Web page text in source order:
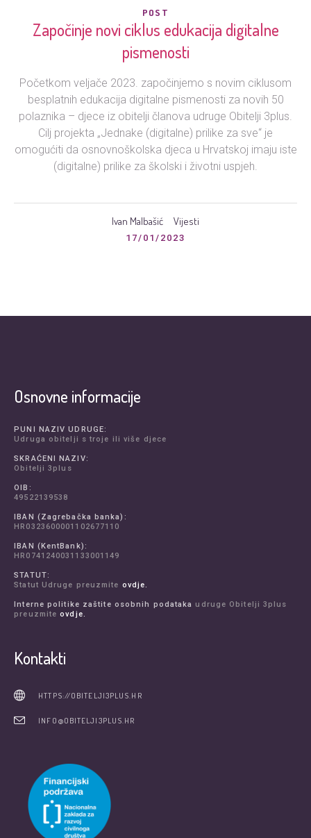
POST
Započinje novi ciklus edukacija digitalne
pismenosti
Početkom veljače 2023. započinjemo s novim ciklusom
besplatnih edukacija digitalne pismenosti za novih 50
polaznika – djece iz obitelji članova udruge Obitelji 3plus.
Cilj projekta „Jednake (digitalne) prilike za sve“ je
omogućiti da osnovnoškolska djeca u Hrvatskoj imaju iste
(digitalne) prilike za školski i životni uspjeh.
Ivan Malbašić Vijesti
17/01/2023
Osnovne informacije
PUNI NAZIV UDRUGE:
Udruga obitelji s troje ili više djece
SKRAĆENI NAZIV:
Obitelji 3plus
OIB:
49522139538
IBAN (Zagrebačka banka):
HR0323600001102677110
IBAN (KentBank):
HR0741240031133001149
STATUT:
Statut Udruge preuzmite ovdje.
Interne politike zaštite osobnih podataka udruge Obitelji 3plus
preuzmiteovdje.
Kontakti
HTTPS://OBITELJI3PLUS.HR
INFO@OBITELJI3PLUS.HR